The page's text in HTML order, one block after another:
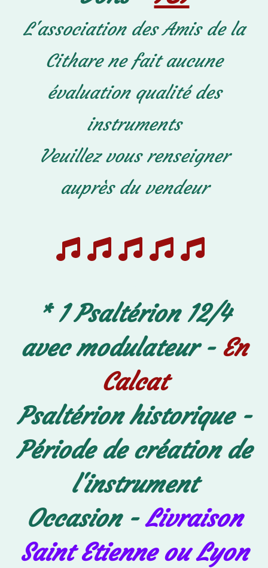
L'association des Amis de la
Cithare ne fait aucune
évaluation qualité des
instruments
Veuillez vous renseigner
auprès du vendeur
    
* 1 Psaltérion 12/4
avec modulateur - En
Calcat
Psaltérion historique -
Période de création de
l'instrument
Occasion -Livraison
Saint Etienne ou Lyon